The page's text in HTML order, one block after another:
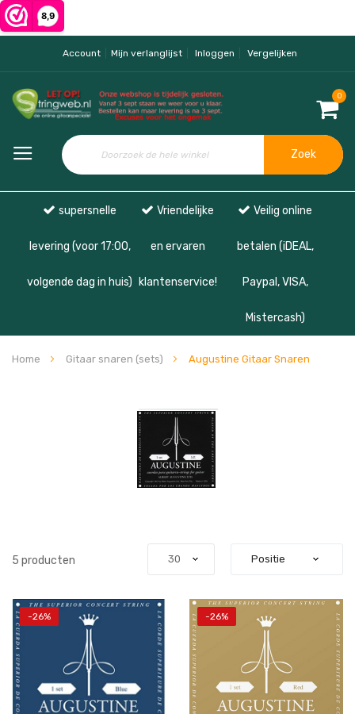
Account Mijn verlanglijst Inloggen Vergelijken
0
Zoek
supersnelle
levering (voor 17:00,
volgende dag in huis)
Vriendelijke
en ervaren
klantenservice!
Veilig online
betalen (iDEAL,
Paypal, VISA,
Mistercash)
Home Gitaar snaren (sets) Augustine Gitaar Snaren
5 producten
-26% -26%